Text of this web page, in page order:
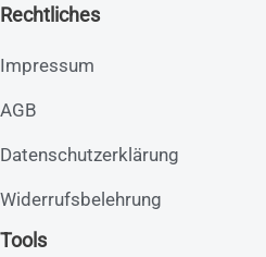
Rechtliches
Impressum
AGB
Datenschutzerklärung
Widerrufsbelehrung
Tools